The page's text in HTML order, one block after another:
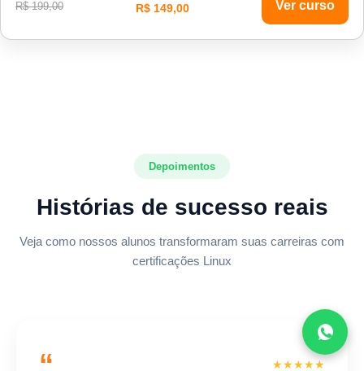
R$ 199,00 R$ 149,00 Ver curso
Depoimentos
Histórias de sucesso reais
Veja como nossos alunos transformaram suas carreiras com
certificações Linux
“ ★★★★★